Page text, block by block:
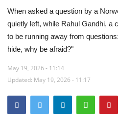
मुख्य समाचार
विदेश
छत्तीसगढ़
खेल
When asked a question by a
quietly left, while Rahul Gandhi, a
to be running away from
hide, why be afraid?"
May 19, 2026 - 11:14
Updated: May 19, 2026 - 11:17